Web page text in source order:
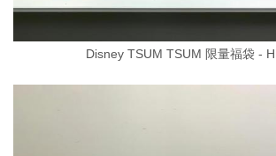
Disney TSUM TSUM 限量福袋 -